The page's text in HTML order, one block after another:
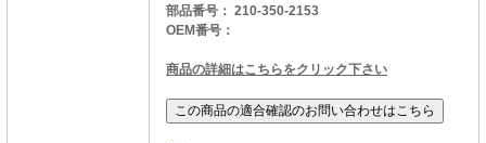
部品番号： 210-350-2153
OEM番号：
商品の詳細はこちらをクリック下さい